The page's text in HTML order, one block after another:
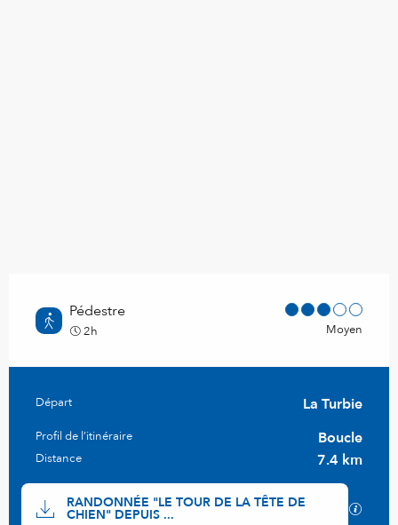
Pédestre
2h Moyen
Informations pratiques
Départ La Turbie
Profil de l’itinéraire Boucle
Distance
7.4 km
Documentation
RANDONNÉE "LE TOUR DE LA TÊTE DE
CHIEN" DEPUIS ...